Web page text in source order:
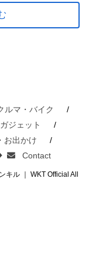
ルマ・バイク
ガジェット
お出かけ
Contact
ル ｜ WKT Official All